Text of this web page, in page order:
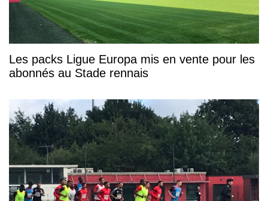
Les packs Ligue Europa mis en vente pour les
abonnés au Stade rennais